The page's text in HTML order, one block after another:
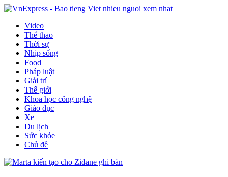
Video
Thể thao
Thời sự
Nhịp sống
Food
Pháp luật
Giải trí
Thế giới
Khoa học công nghệ
Giáo dục
Xe
Du lịch
Sức khỏe
Chủ đề